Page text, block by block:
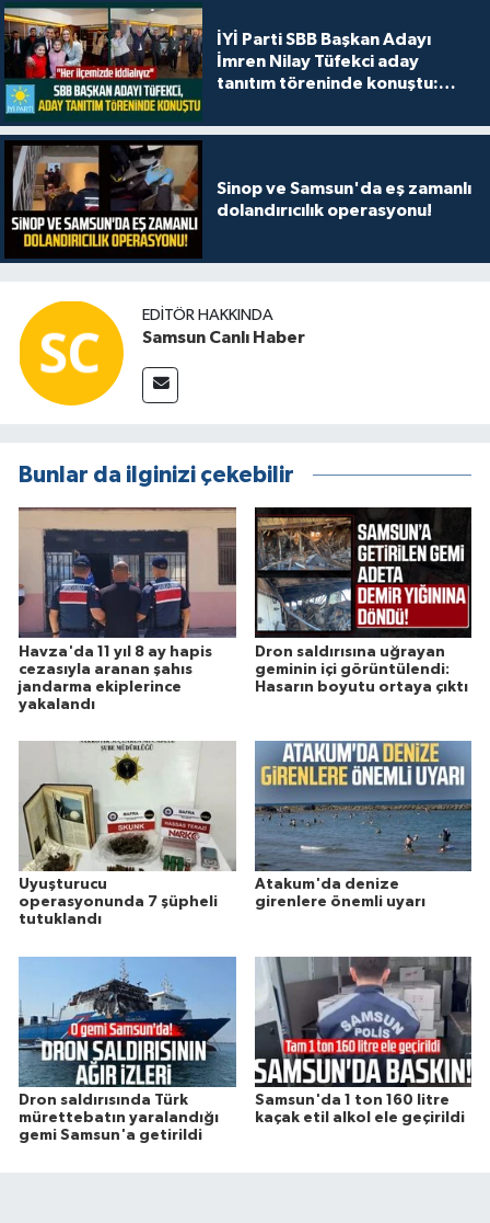
İYİ Parti SBB Başkan Adayı
İmren Nilay Tüfekci aday
tanıtım töreninde konuştu:
Sinop ve Samsun'da eş zamanlı
dolandırıcılık operasyonu!
EDITÖR HAKKINDA
Samsun Canlı Haber
Bunlar da ilginizi çekebilir
Havza'da 11 yıl 8 ay hapis
cezasıyla aranan şahıs
jandarma ekiplerince
yakalandı
Dron saldırısına uğrayan
geminin içi görüntülendi:
Hasarın boyutu ortaya çıktı
Uyuşturucu
operasyonunda 7 şüpheli
tutuklandı
Atakum'da denize
girenlere önemli uyarı
Dron saldırısında Türk
mürettebatın yaralandığı
gemi Samsun'a getirildi
Samsun'da 1 ton 160 litre
kaçak etil alkol ele geçirildi